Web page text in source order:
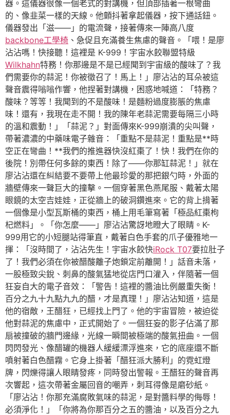
器。這儀器很像一個老式的對講機，但頂部插著一根彎曲
的、像韭菜一樣的天線。他顫抖著拿起儀器，按下通話鈕。
儀器發出「滋——」的電流聲，接著傳來一陣高八度
backbone工學椅 、急促且充滿養生焦慮的聲音。「喂！是廖
沾沾嗎！快接聽！這裡是 K-999！宇宙水餃聯盟特級
Wilkhahn特務！你那邊是不是已經聞到宇宙級的酸味了？我
們需要你的蒜泥！你被徵召了！馬上！」廖沾沾的耳朵被這
聲音震得嗡嗡作響，他捏著對講機，困惑地喊道：「特務？
酸味？等等！我聞到的不是酸味！是麵粉過度膨脹的焦慮
味！還有，我現在走不開！我的陳年老蒜泥需要每隔三小時
的溫和震動！」「蒜泥？」對面傳來K-999崩潰的尖叫聲，
帶著濃濃的中藥味電子雜音：「重點不是蒜泥！重點是**時
空正在彎曲！**我們的推進器快沒紅棗了！快！我們在你的
後院！別帶任何多餘的東西！除了——你那缸蒜泥！」就在
廖沾沾還在糾結要不要帶上他最珍愛的那把銀勺時，外面的
牆壁傳來一聲巨大的撞擊。一個穿著黑色燕尾服、戴著太陽
眼鏡的太空吉娃娃，正從牆上的破洞鑽進來。它的背上揹著
一個像是小型瓦斯桶的東西，桶上用毛筆寫著「極品紅棗枸
杞燃料」。「你怎麼——」廖沾沾驚訝地瞪大了眼睛。K-
999用它的小短腿站得筆直，戴著白色手套的爪子優雅地一
揮：「沒時間了，沾沾先生！宇宙水餃快iRock T07要拉肚子
了！我們必須在你被醋酸離子炮鎖定前離開！」話音未落，
一股極致尖銳、刺鼻的酸氣猛地從店門口灌入，伴隨著一個
狂妄自大的電子音效：「警告！這裡的醬油比例嚴重失衡！
百分之九十九點九九的醋，才是真理！」廖沾沾知道，這是
他的宿敵，王醋狂，已經找上門了。他的宇宙冒險，被迫從
他對蒜泥的焦慮中，正式開始了。一個狂妄的影子佔滿了那
扇被撞破的牆門邊緣，光線一瞬間被極端的酸氣扭曲。一個
閃閃發光、像醋罐的機器人緩緩漂浮進來，它的底座還不斷
噴射著白色醋霧。它身上掛著「醋狂派大勝利」的霓虹燈
牌，閃爍得讓人眼睛發疼，同時發出警報。王醋狂的聲音再
次響起，這次帶著金屬回音的嘲弄，刺耳得像是磨砂紙。
「廖沾沾！你那充滿腐敗氣味的蒜泥，是對醬料學的侮辱！
必須淨化！」「你將為你那百分之五的醬油，以及百分之九